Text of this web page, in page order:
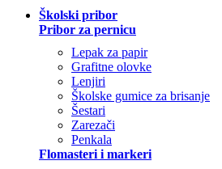
Školski pribor
Pribor za pernicu
Lepak za papir
Grafitne olovke
Lenjiri
Školske gumice za brisanje
Šestari
Zarezači
Penkala
Flomasteri i markeri